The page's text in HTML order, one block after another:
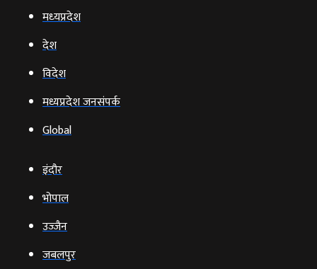
मध्‍यप्रदेश
देश
विदेश
मध्यप्रदेश जनसंपर्क
Global
इंदौर
भोपाल
उज्‍जैन
जबलपुर